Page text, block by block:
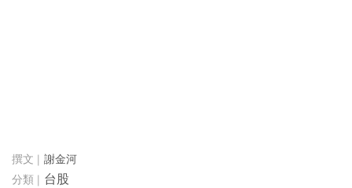
謝金河
台股